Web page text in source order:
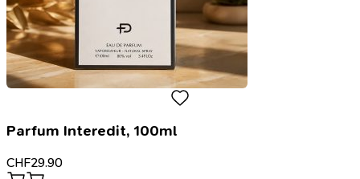
Parfum Interedit, 100ml
CHF29.90